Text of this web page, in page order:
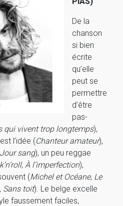
De la
chanson
si bien
écrite
qu’elle
peut se
permettre
d’être
pas-
qui vivent trop longtemps),
l’idée (Chanteur amateur),
Jour sang), un peu reggae
, À l’imperfection),
(Michel et Océane, Le
Sans toit). Le belge excelle
faussement faciles,